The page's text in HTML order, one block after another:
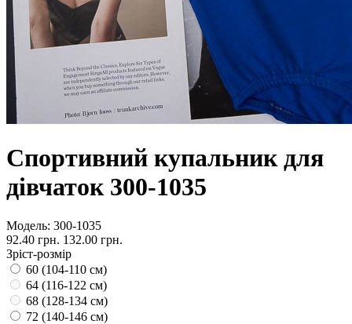
Спортивний купальник для
дівчаток 300-1035
Модель: 300-1035
92.40 грн. 132.00 грн.
Зріст-розмір
60 (104-110 см)
64 (116-122 см)
68 (128-134 см)
72 (140-146 см)